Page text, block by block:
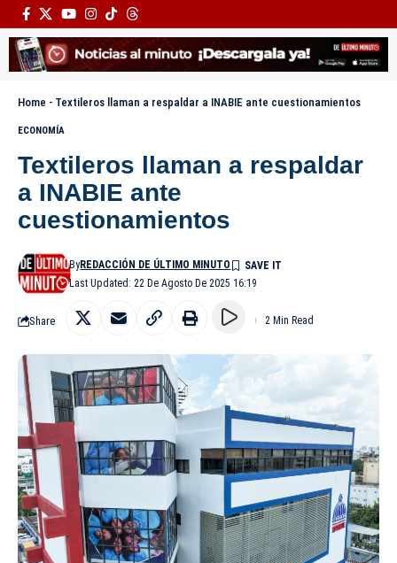
Home - Textileros llaman a respaldar a INABIE ante cuestionamientos
ECONOMÍA
Textileros llaman a respaldar
a INABIE ante
cuestionamientos
Last Updated: 22 De Agosto De 2025 16:19
ByREDACCIÓN DE ÚLTIMO MINUTO
Share 2 Min Read